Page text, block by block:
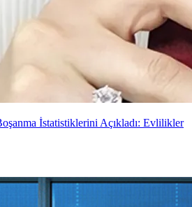
İstatistiklerini Açıkladı: Evlilikler